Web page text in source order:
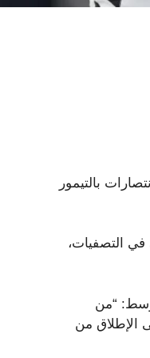
بالتيمور
التصفيات،
“من
الإطلاق من